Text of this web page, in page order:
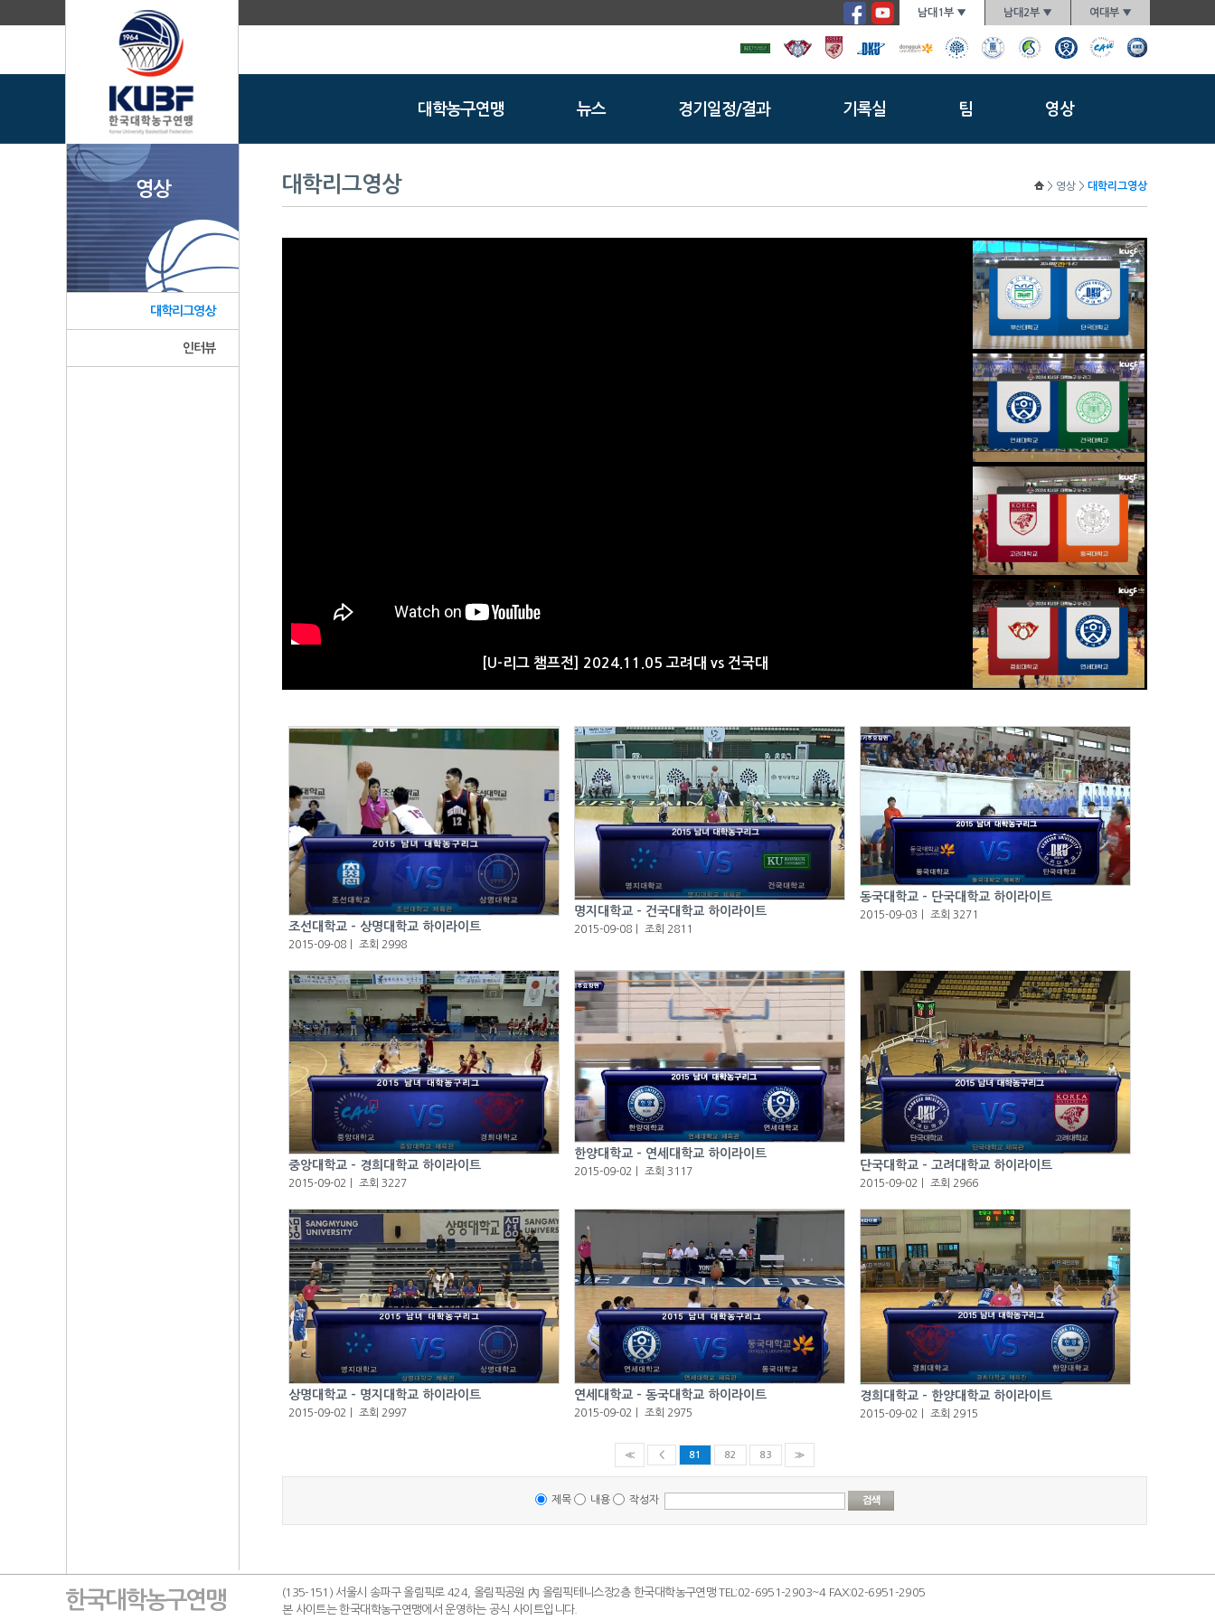
남대1부 ▼ 남대2부 ▼ 여대부 ▼
대학농구연맹 뉴스 경기일정/결과 기록실 팀 영상
영상
대학리그영상
인터뷰
대학리그영상 > 영상 > 대학리그영상
[U-리그 챔프전] 2024.11.05 고려대 vs 건국대
조선대학교 - 상명대학교 하이라이트
2015-09-08 조회 2998
명지대학교 - 건국대학교 하이라이트
2015-09-08 조회 2811
동국대학교 - 단국대학교 하이라이트
2015-09-03 조회 3271
중앙대학교 - 경희대학교 하이라이트
2015-09-02 조회 3227
한양대학교 - 연세대학교 하이라이트
2015-09-02 조회 3117
단국대학교 - 고려대학교 하이라이트
2015-09-02 조회 2966
상명대학교 - 명지대학교 하이라이트
2015-09-02 조회 2997
연세대학교 - 동국대학교 하이라이트
2015-09-02 조회 2975
경희대학교 - 한양대학교 하이라이트
2015-09-02 조회 2915
≪ ＜ 81 82 83 ≫
제목 내용 작성자
한국대학농구연맹
(135-151) 서울시 송파구 올림픽로 424, 올림픽공원 內 올림픽테니스장2층 한국대학농구연맹 TEL:02-6951-2903~4 FAX:02-6951-2905
본 사이트는 한국대학농구연맹에서 운영하는 공식 사이트입니다.